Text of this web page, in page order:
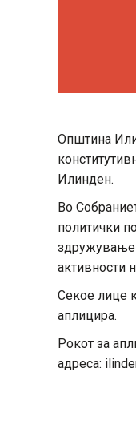
Општина
Илинден.
Во
политички
здружување
активности
Секое лице
аплицира.
Рокот за
адреса: